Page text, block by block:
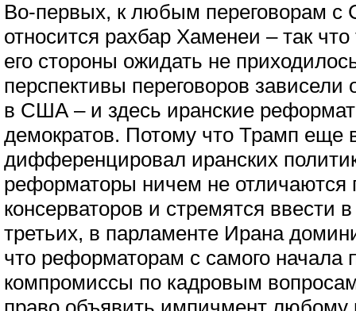
Во-первых, к любым переговорам с
относится рахбар Хаменеи – так
его стороны ожидать не
перспективы переговоров зависели
в США – и здесь иранские
демократов. Потому что Трамп еще
дифференцировал иранских
реформаторы ничем не отличаются
консерваторов и стремятся
третьих, в парламенте Ирана
что реформаторам с самого начала
компромиссы по кадровым